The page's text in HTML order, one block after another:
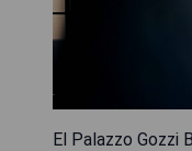
El Palazzo Gozzi